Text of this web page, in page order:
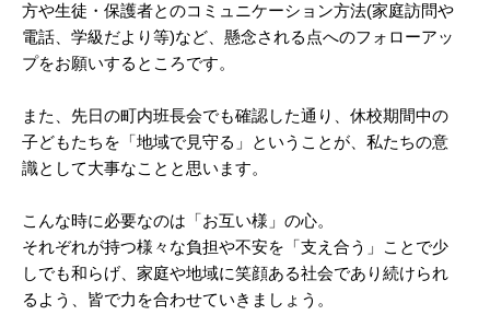
方や生徒・保護者とのコミュニケーション方法(家庭訪問や
電話、学級だより等)など、懸念される点へのフォローアッ
プをお願いするところです。
また、先日の町内班長会でも確認した通り、休校期間中の
子どもたちを「地域で見守る」ということが、私たちの意
識として大事なことと思います。
こんな時に必要なのは「お互い様」の心。
それぞれが持つ様々な負担や不安を「支え合う」ことで少
しでも和らげ、家庭や地域に笑顔ある社会であり続けられ
るよう、皆で力を合わせていきましょう。